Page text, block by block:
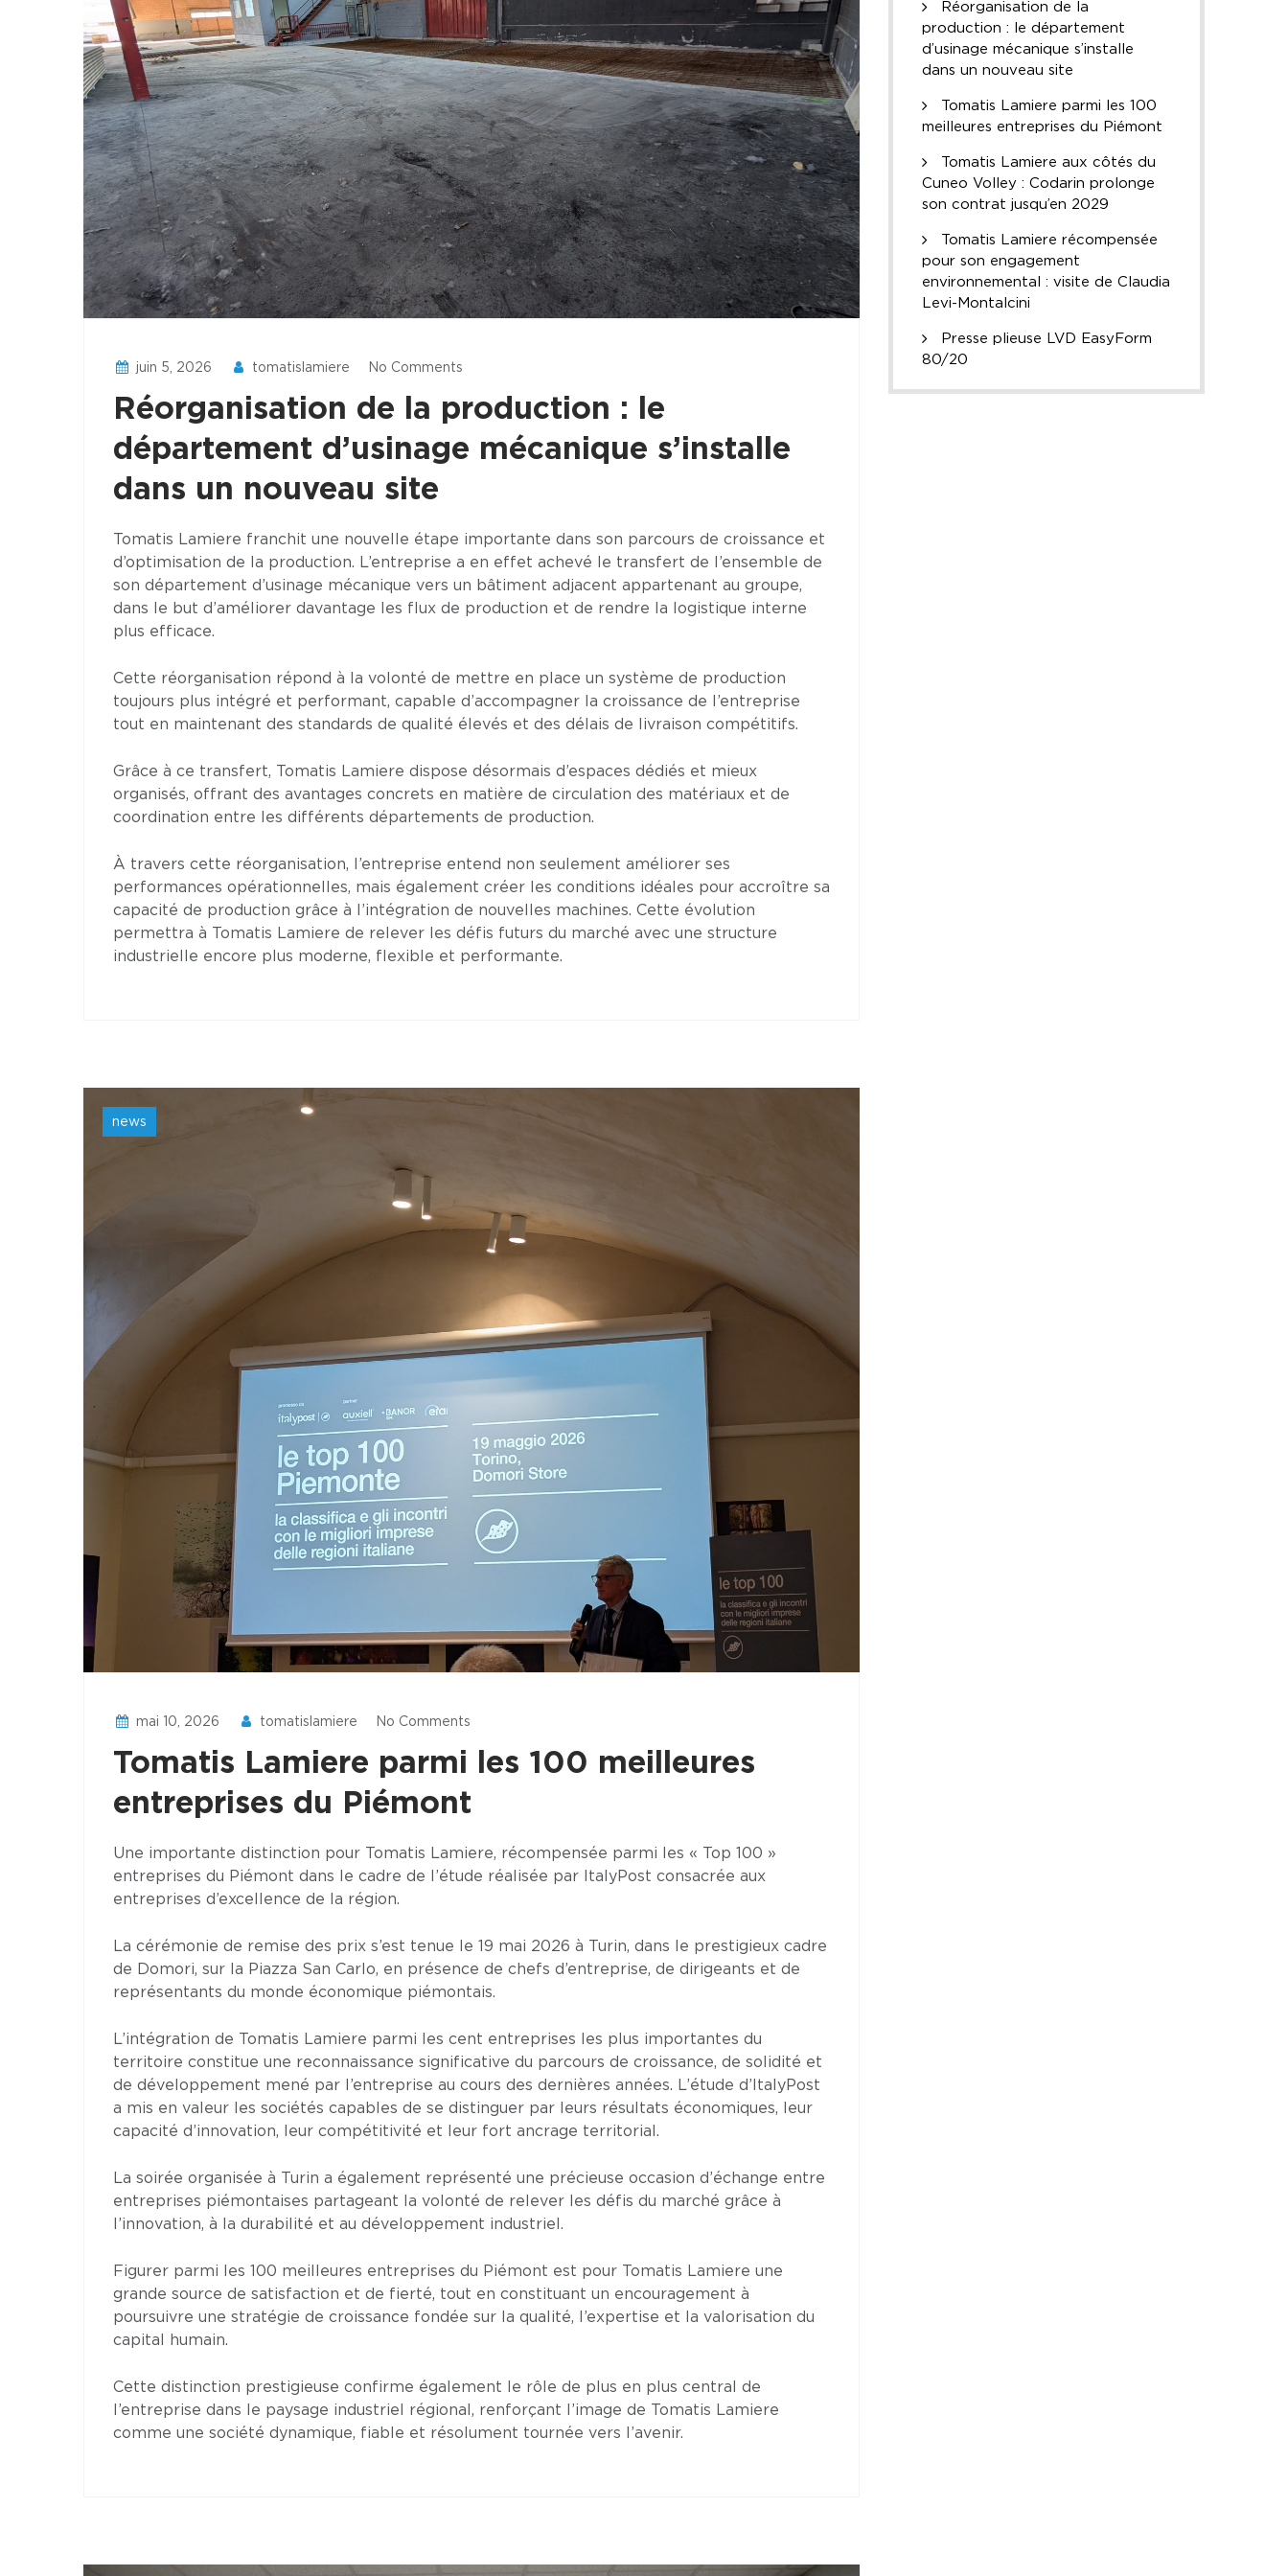
juin 5, 2026 tomatislamiere No Comments
Réorganisation de la production : le
département d’usinage mécanique s’installe
dans un nouveau site
Tomatis Lamiere franchit une nouvelle étape importante dans son parcours de croissance et
d’optimisation de la production. L’entreprise a en effet achevé le transfert de l’ensemble de
son département d’usinage mécanique vers un bâtiment adjacent appartenant au groupe,
dans le but d’améliorer davantage les flux de production et de rendre la logistique interne
plus efficace.
Cette réorganisation répond à la volonté de mettre en place un système de production
toujours plus intégré et performant, capable d’accompagner la croissance de l’entreprise
tout en maintenant des standards de qualité élevés et des délais de livraison compétitifs.
Grâce à ce transfert, Tomatis Lamiere dispose désormais d’espaces dédiés et mieux
organisés, offrant des avantages concrets en matière de circulation des matériaux et de
coordination entre les différents départements de production.
À travers cette réorganisation, l’entreprise entend non seulement améliorer ses
performances opérationnelles, mais également créer les conditions idéales pour accroître sa
capacité de production grâce à l’intégration de nouvelles machines. Cette évolution
permettra à Tomatis Lamiere de relever les défis futurs du marché avec une structure
industrielle encore plus moderne, flexible et performante.
news
mai 10, 2026 tomatislamiere No Comments
Tomatis Lamiere parmi les 100 meilleures
entreprises du Piémont
Une importante distinction pour Tomatis Lamiere, récompensée parmi les « Top 100 »
entreprises du Piémont dans le cadre de l’étude réalisée par ItalyPost consacrée aux
entreprises d’excellence de la région.
La cérémonie de remise des prix s’est tenue le 19 mai 2026 à Turin, dans le prestigieux cadre
de Domori, sur la Piazza San Carlo, en présence de chefs d’entreprise, de dirigeants et de
représentants du monde économique piémontais.
L’intégration de Tomatis Lamiere parmi les cent entreprises les plus importantes du
territoire constitue une reconnaissance significative du parcours de croissance, de solidité et
de développement mené par l’entreprise au cours des dernières années. L’étude d’ItalyPost
a mis en valeur les sociétés capables de se distinguer par leurs résultats économiques, leur
capacité d’innovation, leur compétitivité et leur fort ancrage territorial.
La soirée organisée à Turin a également représenté une précieuse occasion d’échange entre
entreprises piémontaises partageant la volonté de relever les défis du marché grâce à
l’innovation, à la durabilité et au développement industriel.
Figurer parmi les 100 meilleures entreprises du Piémont est pour Tomatis Lamiere une
grande source de satisfaction et de fierté, tout en constituant un encouragement à
poursuivre une stratégie de croissance fondée sur la qualité, l’expertise et la valorisation du
capital humain.
Cette distinction prestigieuse confirme également le rôle de plus en plus central de
l’entreprise dans le paysage industriel régional, renforçant l’image de Tomatis Lamiere
comme une société dynamique, fiable et résolument tournée vers l’avenir.
Réorganisation de la
production : le département
d’usinage mécanique s’installe
dans un nouveau site
Tomatis Lamiere parmi les 100
meilleures entreprises du Piémont
Tomatis Lamiere aux côtés du
Cuneo Volley : Codarin prolonge
son contrat jusqu’en 2029
Tomatis Lamiere récompensée
pour son engagement
environnemental : visite de Claudia
Levi-Montalcini
Presse plieuse LVD EasyForm
80/20